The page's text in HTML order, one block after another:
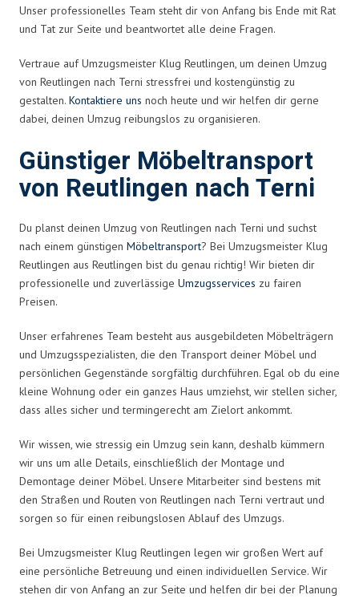
Unser professionelles Team steht dir von Anfang bis Ende mit Rat
und Tat zur Seite und beantwortet alle deine Fragen.
Vertraue auf Umzugsmeister Klug Reutlingen, um deinen Umzug
von Reutlingen nach Terni stressfrei und kostengünstig zu
gestalten. Kontaktiere uns noch heute und wir helfen dir gerne
dabei, deinen Umzug reibungslos zu organisieren.
Günstiger Möbeltransport
von Reutlingen nach Terni
Du planst deinen Umzug von Reutlingen nach Terni und suchst
nach einem günstigen Möbeltransport? Bei Umzugsmeister Klug
Reutlingen aus Reutlingen bist du genau richtig! Wir bieten dir
professionelle und zuverlässige Umzugsservices zu fairen
Preisen.
Unser erfahrenes Team besteht aus ausgebildeten Möbelträgern
und Umzugsspezialisten, die den Transport deiner Möbel und
persönlichen Gegenstände sorgfältig durchführen. Egal ob du eine
kleine Wohnung oder ein ganzes Haus umziehst, wir stellen sicher,
dass alles sicher und termingerecht am Zielort ankommt.
Wir wissen, wie stressig ein Umzug sein kann, deshalb kümmern
wir uns um alle Details, einschließlich der Montage und
Demontage deiner Möbel. Unsere Mitarbeiter sind bestens mit
den Straßen und Routen von Reutlingen nach Terni vertraut und
sorgen so für einen reibungslosen Ablauf des Umzugs.
Bei Umzugsmeister Klug Reutlingen legen wir großen Wert auf
eine persönliche Betreuung und einen individuellen Service. Wir
stehen dir von Anfang an zur Seite und helfen dir bei der Planung